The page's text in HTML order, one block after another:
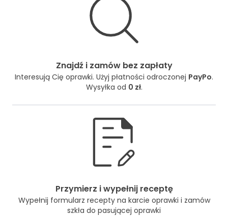
Znajdź i zamów bez zapłaty
Interesują Cię oprawki. Użyj płatności odroczonej PayPo.
Wysyłka od 0 zł.
Przymierz i wypełnij receptę
Wypełnij formularz recepty na karcie oprawki i zamów
szkła do pasującej oprawki